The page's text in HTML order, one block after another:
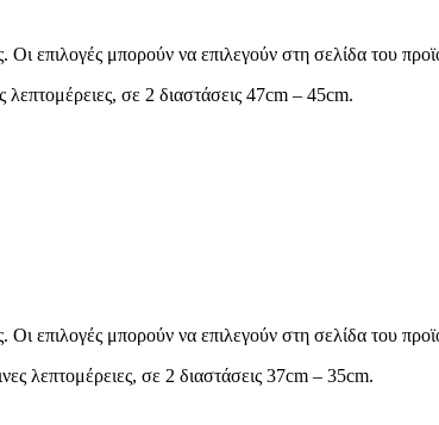
επιλογές μπορούν να επιλεγούν στη σελίδα του
σε 2 διαστάσεις 47cm – 45cm.
επιλογές μπορούν να επιλεγούν στη σελίδα του
λεπτομέρειες, σε 2 διαστάσεις 37cm – 35cm.